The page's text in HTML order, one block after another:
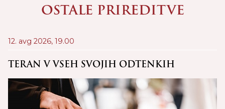
OSTALE PRIREDITVE
12. avg 2026, 19.00
TERAN V VSEH SVOJIH ODTENKIH